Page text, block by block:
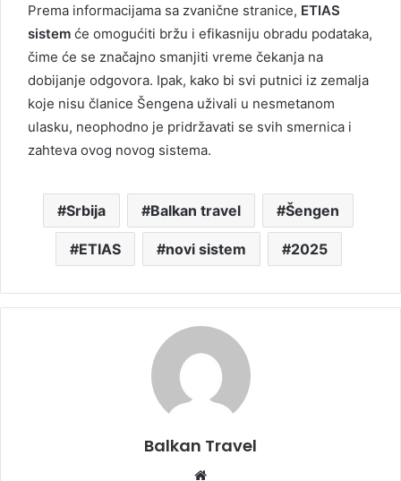
Prema informacijama sa zvanične stranice, ETIAS
sistem će omogućiti bržu i efikasniju obradu podataka,
čime će se značajno smanjiti vreme čekanja na
dobijanje odgovora. Ipak, kako bi svi putnici iz zemalja
koje nisu članice Šengena uživali u nesmetanom
ulasku, neophodno je pridržavati se svih smernica i
zahteva ovog novog sistema.
Srbija Balkan travel Šengen
ETIAS novi sistem 2025
Balkan Travel